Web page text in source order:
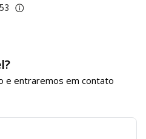
e entraremos em contato